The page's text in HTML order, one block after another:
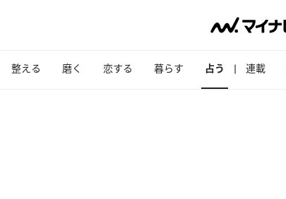
整える 磨く 恋する 暮らす 占う 連載